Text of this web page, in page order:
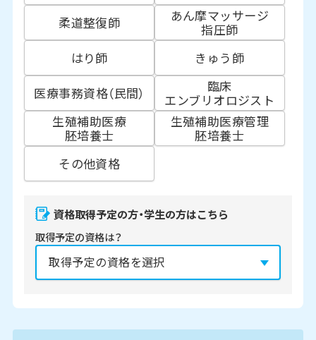
柔道整復師
あん摩マッサージ
指圧師
はり師
きゅう師
医療事務資格（民間）
臨床
エンブリオロジスト
生殖補助医療
胚培養士
生殖補助医療管理
胚培養士
その他資格
資格取得予定の方・学生の方はこちら
取得予定の資格は？
2027年 2028年 2029年 3月